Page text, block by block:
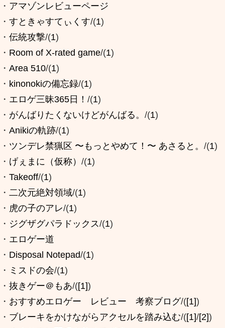
・ アマゾンレビューページ
・ すときゃすてぃくす/(1)
・ 伝統攻撃/(1)
・ Room of X-rated game/(1)
・ Area 510/(1)
・ kinonokiの備忘録/(1)
・ エロゲ三昧365日！ /(1)
・ がんばりたくないけどがんばる。 /(1)
・ Anikiの軌跡/(1)
・ ツンデレ禁猟区 〜もっとやめて！〜 あさると。 /(1)
・ げぇまに（仮称） /(1)
・ Takeoff/(1)
・ 二次元絶対領域/(1)
・ 虎の子のアレ/(1)
・ ジグザグパラドックス/(1)
・ エロゲー道
・ Disposal Notepad/(1)
・ ミスドの会/(1)
・ 抜きゲー＠もあ/([1])
・ おすすめエロゲー レビュー 考察ブログ/([1])
・ ブレーキをかけながらアクセルを踏み込む/([1]/[2])